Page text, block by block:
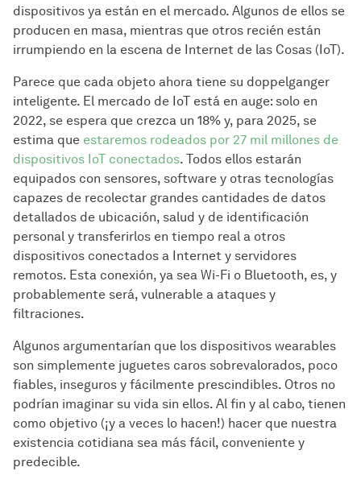
dispositivos ya están en el mercado. Algunos de ellos se
producen en masa, mientras que otros recién están
irrumpiendo en la escena de Internet de las Cosas (IoT).
Parece que cada objeto ahora tiene su doppelganger
inteligente. El mercado de IoT está en auge: solo en
2022, se espera que crezca un 18% y, para 2025, se
estima que estaremos rodeados por 27 mil millones de
dispositivos IoT conectados. Todos ellos estarán
equipados con sensores, software y otras tecnologías
capazes de recolectar grandes cantidades de datos
detallados de ubicación, salud y de identificación
personal y transferirlos en tiempo real a otros
dispositivos conectados a Internet y servidores
remotos. Esta conexión, ya sea Wi-Fi o Bluetooth, es, y
probablemente será, vulnerable a ataques y
filtraciones.
Algunos argumentarían que los dispositivos wearables
son simplemente juguetes caros sobrevalorados, poco
fiables, inseguros y fácilmente prescindibles. Otros no
podrían imaginar su vida sin ellos. Al fin y al cabo, tienen
como objetivo (¡y a veces lo hacen!) hacer que nuestra
existencia cotidiana sea más fácil, conveniente y
predecible.